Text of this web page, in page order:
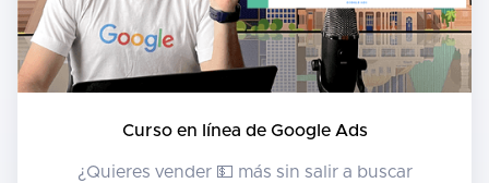
Curso en línea de Google Ads
¿Quieres vender 💵 más sin salir a buscar